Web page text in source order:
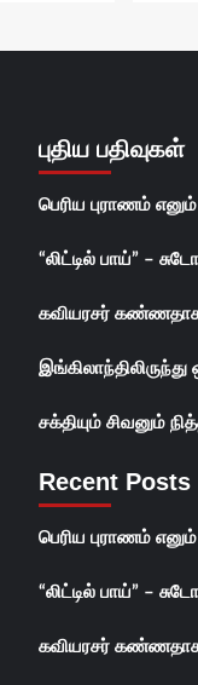
புதிய பதிவுகள்
பெரிய புராணம்
“லிட்டில் பாய்” –
கவியரசர்
இங்கிலாந்திலிருந்து
சக்தியும் சிவனும்
Recent Posts
பெரிய புராணம்
“லிட்டில் பாய்” –
கவியரசர்